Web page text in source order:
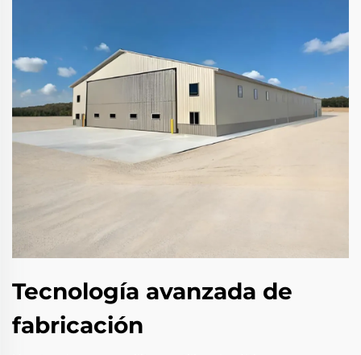
Tecnología avanzada de
fabricación